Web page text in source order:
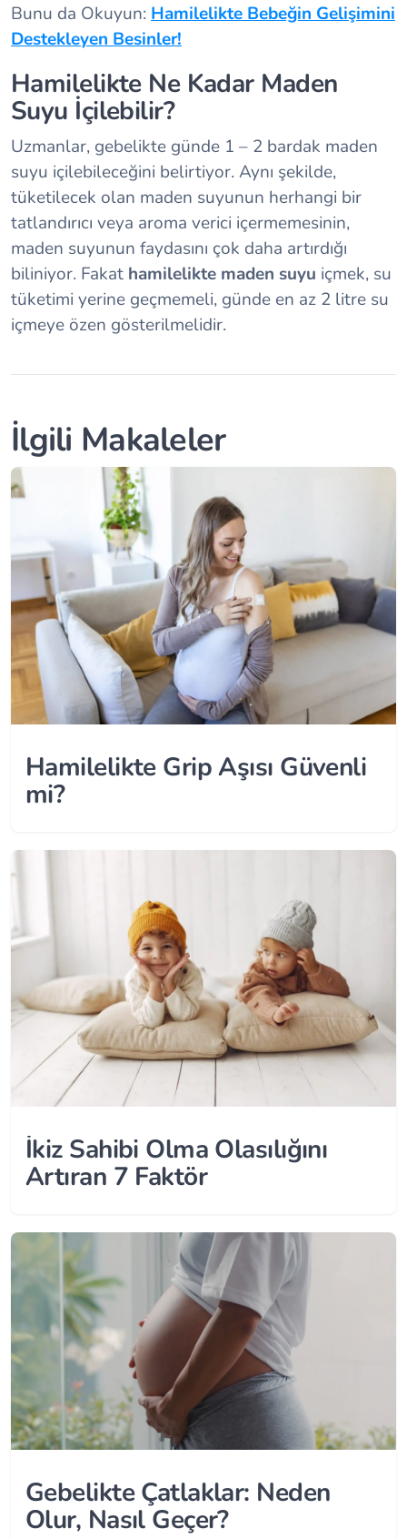
Bunu da Okuyun: Hamilelikte Bebeğin Gelişimini
Destekleyen Besinler!
Hamilelikte Ne Kadar Maden
Suyu İçilebilir?
Uzmanlar, gebelikte günde 1 – 2 bardak maden
suyu içilebileceğini belirtiyor. Aynı şekilde,
tüketilecek olan maden suyunun herhangi bir
tatlandırıcı veya aroma verici içermemesinin,
maden suyunun faydasını çok daha artırdığı
biliniyor. Fakat hamilelikte maden suyu içmek, su
tüketimi yerine geçmemeli, günde en az 2 litre su
içmeye özen gösterilmelidir.
İlgili Makaleler
Hamilelikte Grip Aşısı Güvenli
mi?
İkiz Sahibi Olma Olasılığını
Artıran 7 Faktör
Gebelikte Çatlaklar: Neden
Olur, Nasıl Geçer?